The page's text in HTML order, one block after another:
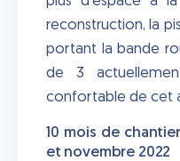
reconstruction, la
portant la bande
de 3
confortable de cet
10 mois de
et novembre 2022